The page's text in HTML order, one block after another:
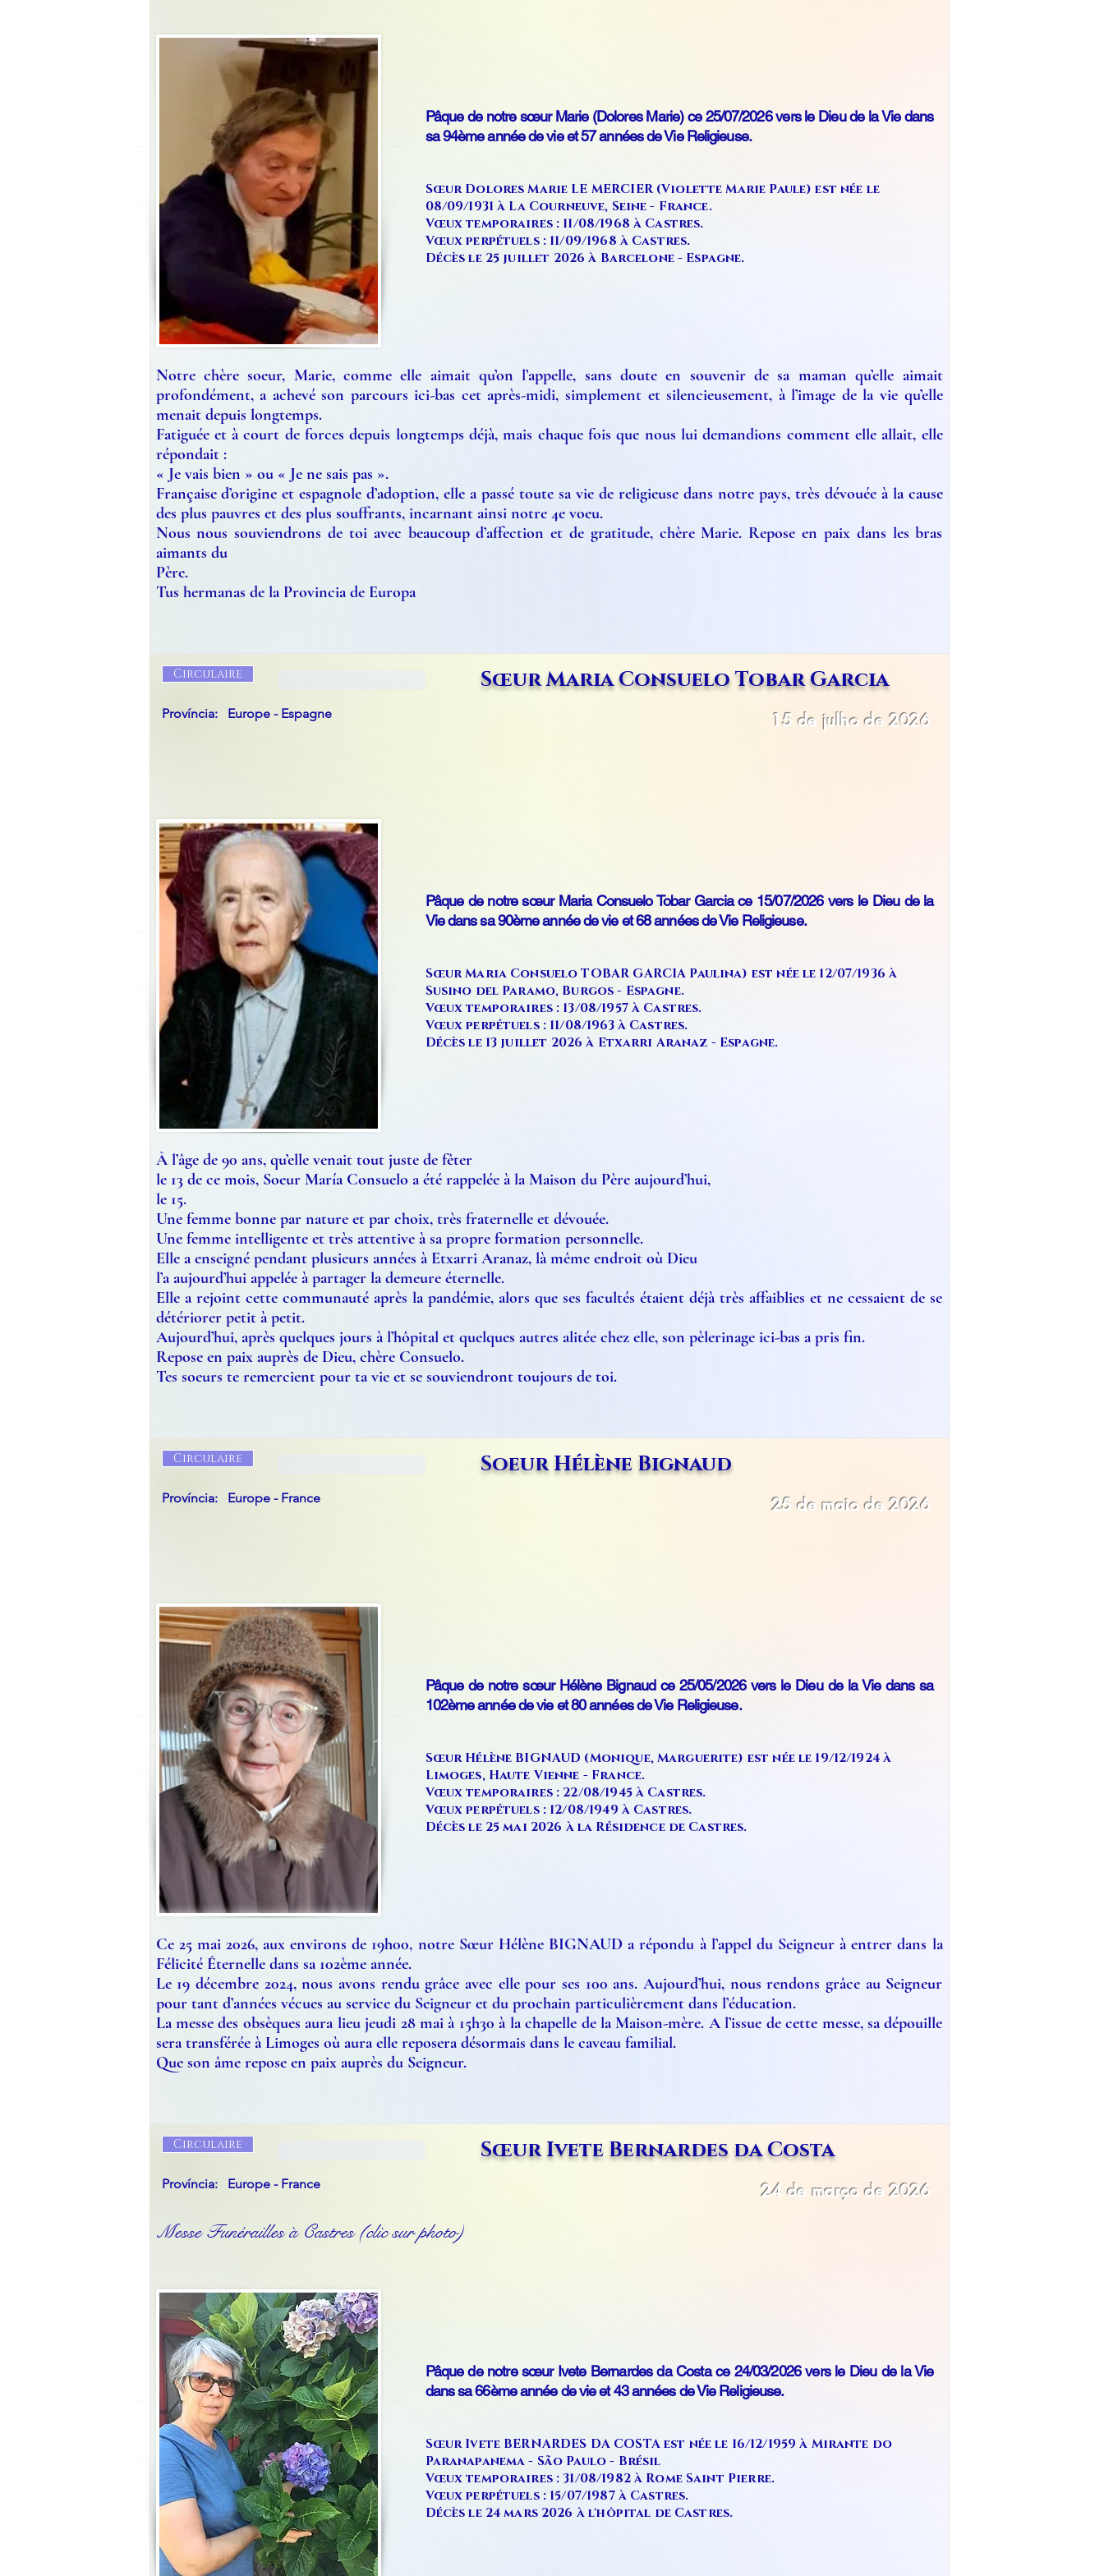
Pâque de notre sœur Marie (Dolores Marie) ce 25/07/2026 vers le Dieu de la Vie dans
sa 94ème année de vie et 57 années de Vie Religieuse.
Sœur Dolores Marie LE MERCIER (Violette Marie Paule) est née le
08/09/1931 à La Courneuve, Seine - France.
Vœux temporaires : 11/08/1968 à Castres.
Vœux perpétuels : 11/09/1968 à Castres.
Décès le 25 juillet 2026 à Barcelone - Espagne.
Notre chère soeur, Marie, comme elle aimait qu’on l’appelle, sans doute en souvenir de sa maman qu’elle aimait
profondément, a achevé son parcours ici-bas cet après-midi, simplement et silencieusement, à l’image de la vie qu’elle
menait depuis longtemps.
Fatiguée et à court de forces depuis longtemps déjà, mais chaque fois que nous lui demandions comment elle allait, elle
répondait :
« Je vais bien » ou « Je ne sais pas ».
Française d’origine et espagnole d’adoption, elle a passé toute sa vie de religieuse dans notre pays, très dévouée à la cause
des plus pauvres et des plus souffrants, incarnant ainsi notre 4e voeu.
Nous nous souviendrons de toi avec beaucoup d’affection et de gratitude, chère Marie. Repose en paix dans les bras
aimants du
Père.
Tus hermanas de la Provincia de Europa
Circulaire Sœur Maria Consuelo Tobar Garcia
Província: Europe - Espagne 15 de julho de 2026
Pâque de notre sœur Maria Consuelo Tobar Garcia ce 15/07/2026 vers le Dieu de la
Vie dans sa 90ème année de vie et 68 années de Vie Religieuse.
Sœur Maria Consuelo TOBAR GARCIA Paulina) est née le 12/07/1936 à
Susino del Paramo, Burgos - Espagne.
Vœux temporaires : 13/08/1957 à Castres.
Vœux perpétuels : 11/08/1963 à Castres.
Décès le 13 juillet 2026 à Etxarri Aranaz - Espagne.
À l’âge de 90 ans, qu’elle venait tout juste de fêter
le 13 de ce mois, Soeur María Consuelo a été rappelée à la Maison du Père aujourd’hui,
le 15.
Une femme bonne par nature et par choix, très fraternelle et dévouée.
Une femme intelligente et très attentive à sa propre formation personnelle.
Elle a enseigné pendant plusieurs années à Etxarri Aranaz, là même endroit où Dieu
l’a aujourd’hui appelée à partager la demeure éternelle.
Elle a rejoint cette communauté après la pandémie, alors que ses facultés étaient déjà très affaiblies et ne cessaient de se
détériorer petit à petit.
Aujourd’hui, après quelques jours à l’hôpital et quelques autres alitée chez elle, son pèlerinage ici-bas a pris fin.
Repose en paix auprès de Dieu, chère Consuelo.
Tes soeurs te remercient pour ta vie et se souviendront toujours de toi.
Circulaire Soeur Hélène Bignaud
Província: Europe - France 25 de maio de 2026
Pâque de notre sœur Hélène Bignaud ce 25/05/2026 vers le Dieu de la Vie dans sa
102ème année de vie et 80 années de Vie Religieuse.
Sœur Hélène BIGNAUD (Monique, Marguerite) est née le 19/12/1924 à
Limoges, Haute Vienne - France.
Vœux temporaires : 22/08/1945 à Castres.
Vœux perpétuels : 12/08/1949 à Castres.
Décès le 25 mai 2026 à la Résidence de Castres.
Ce 25 mai 2026, aux environs de 19h00, notre Sœur Hélène BIGNAUD a répondu à l’appel du Seigneur à entrer dans la
Félicité Éternelle dans sa 102ème année.
Le 19 décembre 2024, nous avons rendu grâce avec elle pour ses 100 ans. Aujourd’hui, nous rendons grâce au Seigneur
pour tant d’années vécues au service du Seigneur et du prochain particulièrement dans l’éducation.
La messe des obsèques aura lieu jeudi 28 mai à 15h30 à la chapelle de la Maison-mère. A l’issue de cette messe, sa dépouille
sera transférée à Limoges où aura elle reposera désormais dans le caveau familial.
Que son âme repose en paix auprès du Seigneur.
Circulaire Sœur Ivete Bernardes da Costa
Província: Europe - France
Messe Funérailles à Castres (clic sur photo)
24 de março de 2026
Pâque de notre sœur Ivete Bernardes da Costa ce 24/03/2026 vers le Dieu de la Vie
dans sa 66ème année de vie et 43 années de Vie Religieuse.
Sœur Ivete BERNARDES DA COSTA est née le 16/12/1959 à Mirante do
Paranapanema - São Paulo - Brésil
Vœux temporaires : 31/08/1982 à Rome Saint Pierre.
Vœux perpétuels : 15/07/1987 à Castres.
Décès le 24 mars 2026 à l'hôpital de Castres.